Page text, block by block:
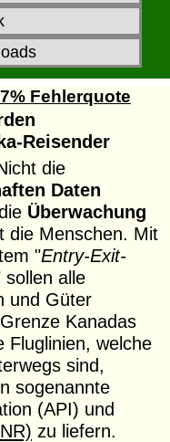
Fehlerquote
Reisender
die
Daten
Überwachung
die Menschen. Mit
"Entry-Exit-
sollen alle
und Güter
Kanadas
Fluglinien, welche
sind,
sogenannte
(API) und
zu liefern.